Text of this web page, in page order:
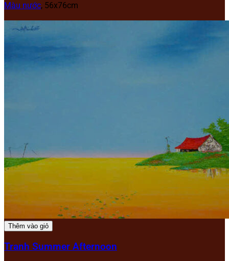
Màu nước, 56x76cm
Thêm vào giỏ
Tranh Summer Afternoon